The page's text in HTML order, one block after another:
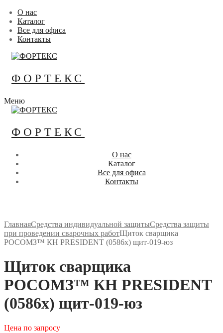
Перейти
содержимому
Меню
Закрыть
О нас
Каталог
Все для офиса
Контакты
ФОРТЕКС
Меню
ФОРТЕКС
О нас
Каталог
Все для офиса
Контакты
ГлавнаяСредства индивидуальной защитыСредства защиты
при проведении сварочных работЩиток сварщика
РОСОМЗ™ КН PRESIDENT (0586х) щит-019-юз
Щиток сварщика
РОСОМЗ™ КН PRESIDENT
(0586х) щит-019-юз
Цена по запросу